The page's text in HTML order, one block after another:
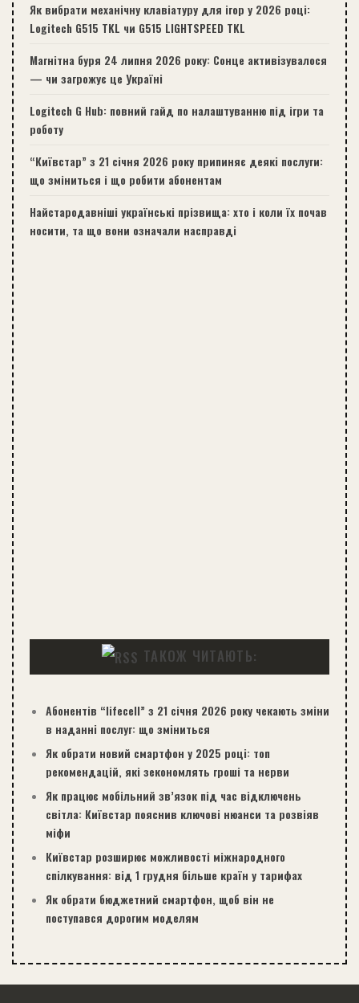
Як вибрати механічну клавіатуру для ігор у 2026 році:
Logitech G515 TKL чи G515 LIGHTSPEED TKL
Магнітна буря 24 липня 2026 року: Сонце активізувалося
— чи загрожує це Україні
Logitech G Hub: повний гайд по налаштуванню під ігри та
роботу
“Київстар” з 21 січня 2026 року припиняє деякі послуги:
що зміниться і що робити абонентам
Найстародавніші українські прізвища: хто і коли їх почав
носити, та що вони означали насправді
ТАКОЖ ЧИТАЮТЬ:
Абонентів “lifecell” з 21 січня 2026 року чекають зміни
в наданні послуг: що зміниться
Як обрати новий смартфон у 2025 році: топ
рекомендацій, які зекономлять гроші та нерви
Як працює мобільний зв’язок під час відключень
світла: Київстар пояснив ключові нюанси та розвіяв
міфи
Київстар розширює можливості міжнародного
спілкування: від 1 грудня більше країн у тарифах
Як обрати бюджетний смартфон, щоб він не
поступався дорогим моделям